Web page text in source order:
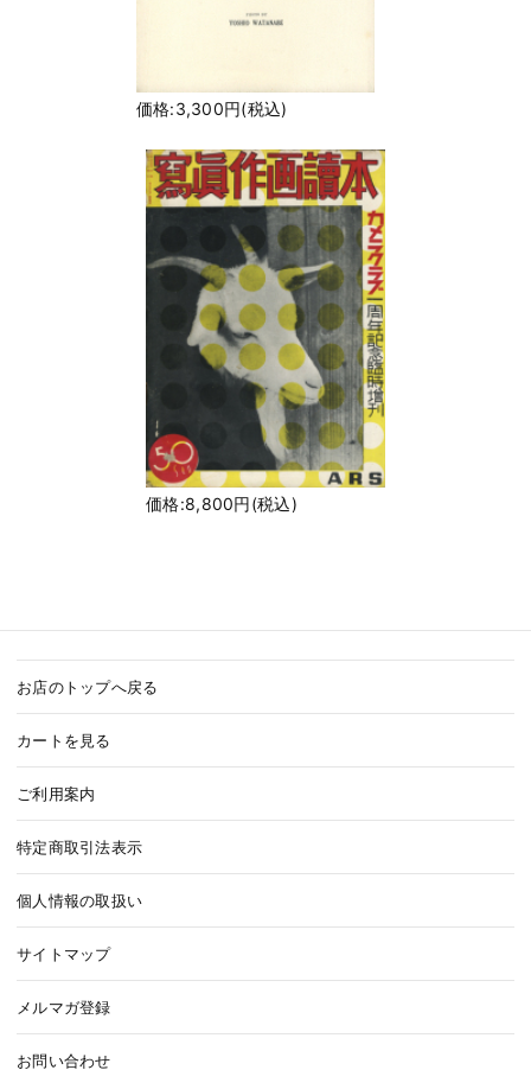
価格:3,300円(税込)
価格:8,800円(税込)
お店のトップへ戻る
カートを見る
ご利用案内
特定商取引法表示
個人情報の取扱い
サイトマップ
メルマガ登録
お問い合わせ